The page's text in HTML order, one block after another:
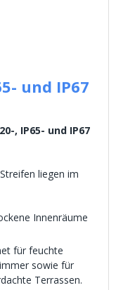
und IP67
, IP65- und IP67
liegen im
Innenräume
für feuchte
sowie für
Terrassen.